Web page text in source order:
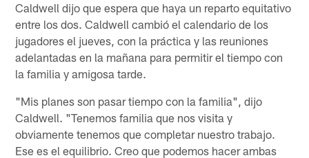
Caldwell dijo que espera que haya un reparto equitativo
entre los dos. Caldwell cambió el calendario de los
jugadores el jueves, con la práctica y las reuniones
adelantadas en la mañana para permitir el tiempo con
la familia y amigosa tarde.
"Mis planes son pasar tiempo con la familia", dijo
Caldwell. "Tenemos familia que nos visita y
obviamente tenemos que completar nuestro trabajo.
Ese es el equilibrio. Creo que podemos hacer ambas